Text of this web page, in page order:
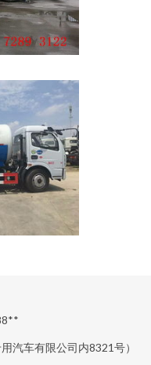
汽车有限公司内8321号）